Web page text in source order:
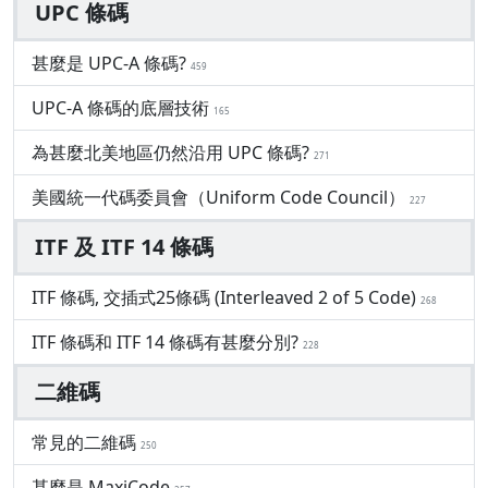
UPC 條碼
甚麼是 UPC-A 條碼? 459
UPC-A 條碼的底層技術 165
為甚麼北美地區仍然沿用 UPC 條碼? 271
美國統一代碼委員會（Uniform Code Council） 227
ITF 及 ITF 14 條碼
ITF 條碼, 交插式25條碼 (Interleaved 2 of 5 Code) 268
ITF 條碼和 ITF 14 條碼有甚麼分別? 228
二維碼
常見的二維碼 250